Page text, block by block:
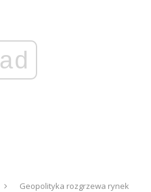
ad
Geopolityka rozgrzewa rynek